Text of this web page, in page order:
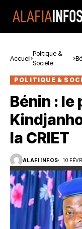
Accueil
Politique &
Société
POLITIQUE &
Bénin : le
la CRIET
ALAFI INFOS 10